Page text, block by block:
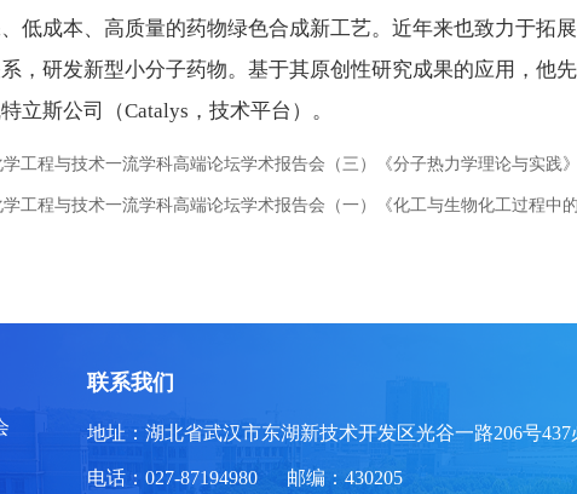
低成本、高质量的药物绿色合成新工艺。近年来也致力于拓
，研发新型小分子药物。基于其原创性研究成果的应用，他
立斯公司（Catalys，技术平台）。
学工程与技术一流学科高端论坛学术报告会（三）《分子热力学理论与实践
学工程与技术一流学科高端论坛学术报告会（一）《化工与生物化工过程中
联系我们
地址：湖北省武汉市东湖新技术开发区光谷一路206号
电话：027-87194980 邮编：430205